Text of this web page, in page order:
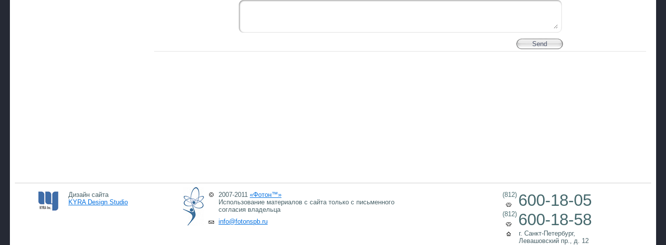
Дизайн сайта
KYRA Design Studio
2007-2011 «Фотон™»
Использование материалов с сайта только с письменного
согласия владельца
info@fotonspb.ru
(812) 600-18-05
(812) 600-18-58
г. Санкт-Петербург,
Левашовский пр., д. 12